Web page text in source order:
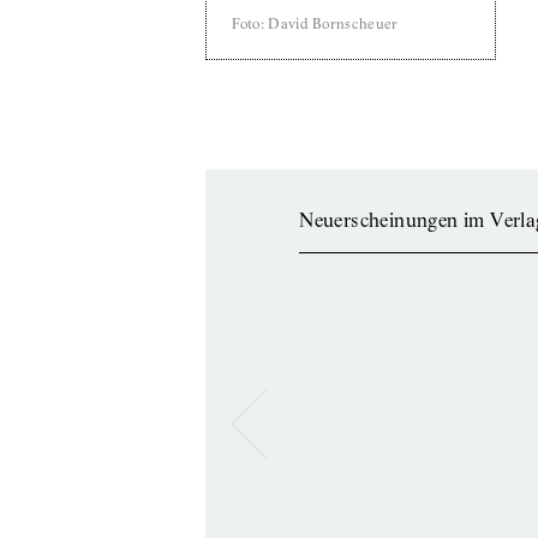
Foto: David Bornscheuer
Neuerscheinungen im